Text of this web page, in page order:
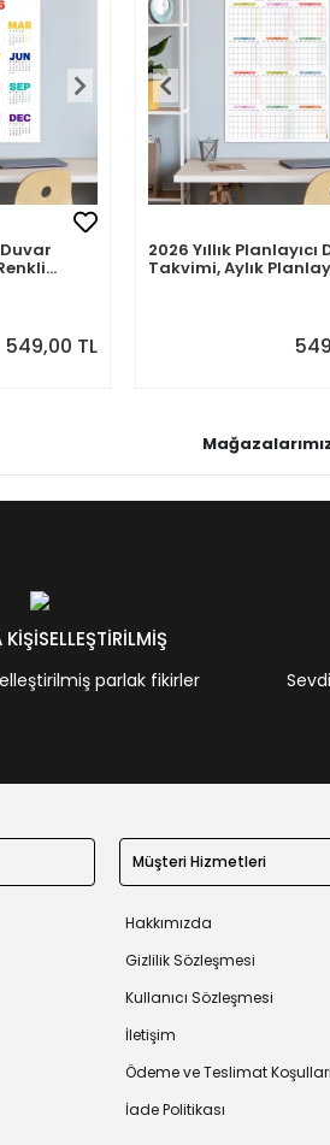
549,00 TL
2026 Yıllık Planlayıcı
Takvimi, Aylık
parlak fikirler
Müşteri Hizmetleri
Hakkımızda
Gizlilik Sözleşmesi
Kullanıcı Sözleşmesi
İletişim
Ödeme ve Teslimat Koşulları
İade Politikası